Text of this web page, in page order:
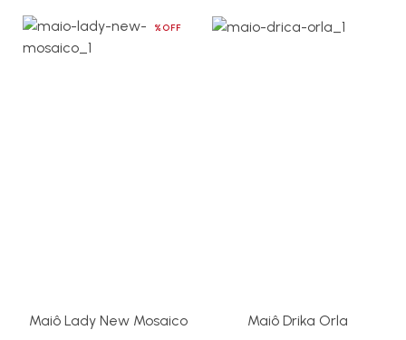
%OFF
Maiô Lady New Mosaico Maiô Drika Orla